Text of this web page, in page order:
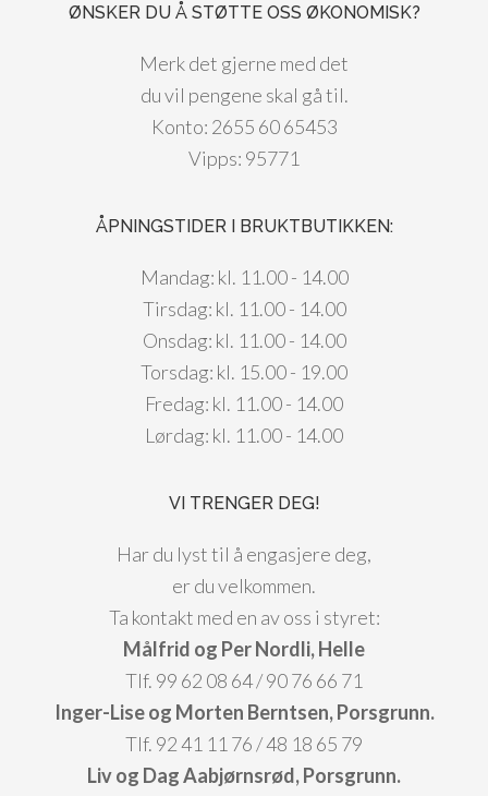
ØNSKER DU Å STØTTE OSS ØKONOMISK?
Merk det gjerne med det
du vil pengene skal gå til.
Konto: 2655 60 65453
Vipps: 95771
ÅPNINGSTIDER I BRUKTBUTIKKEN:
Mandag: kl. 11.00 - 14.00
Tirsdag: kl. 11.00 - 14.00
Onsdag: kl. 11.00 - 14.00
Torsdag: kl. 15.00 - 19.00
Fredag: kl. 11.00 - 14.00
Lørdag: kl. 11.00 - 14.00
VI TRENGER DEG!
Har du lyst til å engasjere deg,
er du velkommen.
Ta kontakt med en av oss i styret:
Målfrid og Per Nordli, Helle
Tlf. 99 62 08 64 / 90 76 66 71
Inger-Lise og Morten Berntsen, Porsgrunn.
Tlf. 92 41 11 76 / 48 18 65 79
Liv og Dag Aabjørnsrød, Porsgrunn.